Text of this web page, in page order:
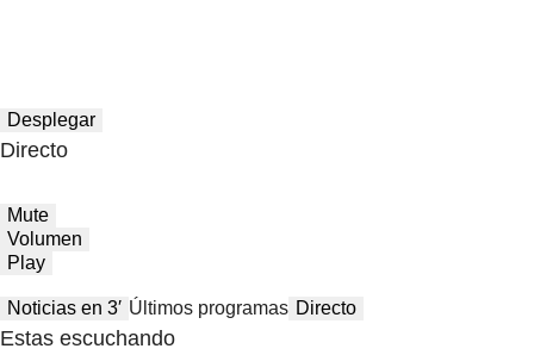
Desplegar
Directo
Mute
Volumen
Play
Noticias en 3′ Últimos programas Directo
Estas escuchando